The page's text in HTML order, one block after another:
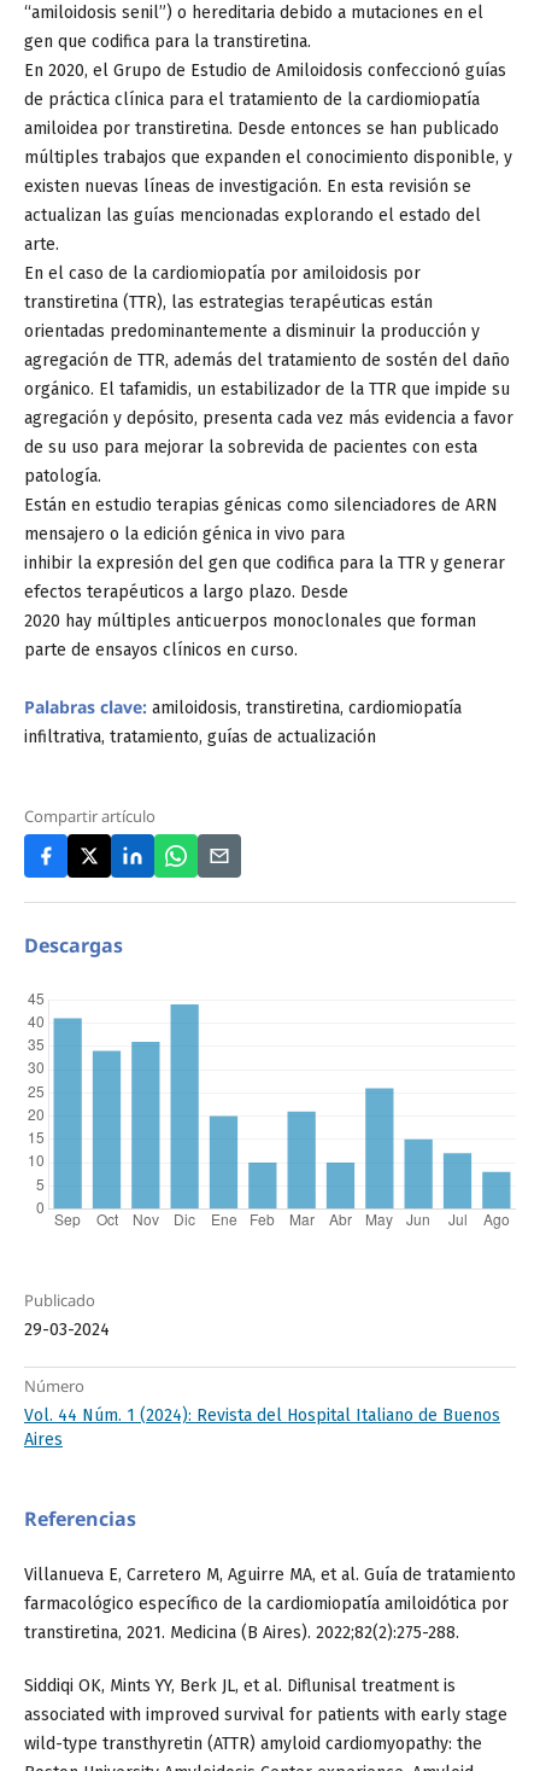
Palabras clave: amiloidosis, transtiretina, cardiomiopatía
infiltrativa, tratamiento, guías de actualización
“amiloidosis senil”) o hereditaria debido a mutaciones en el
gen que codifica para la transtiretina.
En 2020, el Grupo de Estudio de Amiloidosis confeccionó guías
de práctica clínica para el tratamiento de la cardiomiopatía
amiloidea por transtiretina. Desde entonces se han publicado
múltiples trabajos que expanden el conocimiento disponible, y
existen nuevas líneas de investigación. En esta revisión se
actualizan las guías mencionadas explorando el estado del
arte.
En el caso de la cardiomiopatía por amiloidosis por
transtiretina (TTR), las estrategias terapéuticas están
orientadas predominantemente a disminuir la producción y
agregación de TTR, además del tratamiento de sostén del daño
orgánico. El tafamidis, un estabilizador de la TTR que impide su
agregación y depósito, presenta cada vez más evidencia a favor
de su uso para mejorar la sobrevida de pacientes con esta
patología.
Están en estudio terapias génicas como silenciadores de ARN
mensajero o la edición génica in vivo para
inhibir la expresión del gen que codifica para la TTR y generar
efectos terapéuticos a largo plazo. Desde
2020 hay múltiples anticuerpos monoclonales que forman
parte de ensayos clínicos en curso.
Descargas
Referencias
Villanueva E, Carretero M, Aguirre MA, et al. Guía de tratamiento
farmacológico específico de la cardiomiopatía amiloidótica por
transtiretina, 2021. Medicina (B Aires). 2022;82(2):275-288.
Siddiqi OK, Mints YY, Berk JL, et al. Diflunisal treatment is
associated with improved survival for patients with early stage
wild-type transthyretin (ATTR) amyloid cardiomyopathy: the
Compartir artículo
Publicado
29-03-2024
Número
Vol. 44 Núm. 1 (2024): Revista del Hospital Italiano de Buenos
Aires